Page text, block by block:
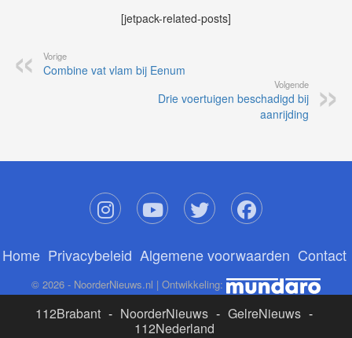
[jetpack-related-posts]
Vorige
Combine vat vlam bij Eenum
Volgende
Drie voertuigen beschadigd bij
aanrijding
Home Privacybeleid Algemene voorwaarden Contact
© 2026 - NoorderNieuws.nl | Ontwikkeling:
112Brabant - NoorderNieuws - GelreNieuws -
112Nederland